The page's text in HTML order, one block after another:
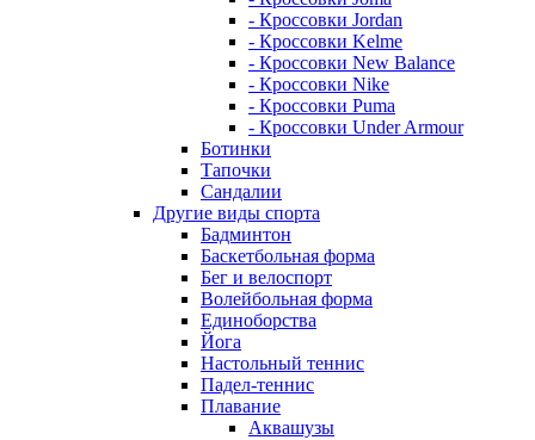
- Кроссовки Jordan
- Кроссовки Kelme
- Кроссовки New Balance
- Кроссовки Nike
- Кроссовки Puma
- Кроссовки Under Armour
Ботинки
Тапочки
Сандалии
Другие виды спорта
Бадминтон
Баскетбольная форма
Бег и велоспорт
Волейбольная форма
Единоборства
Йога
Настольный теннис
Падел-теннис
Плавание
Аквашузы